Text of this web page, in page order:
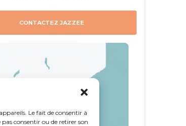
Le fait de consentir à
consentir ou de retirer son
CONTACTEZ JAZZEE